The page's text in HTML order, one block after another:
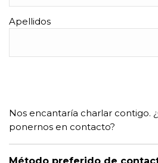
Apellidos
Nos encantaría charlar contigo.
ponernos en contacto?